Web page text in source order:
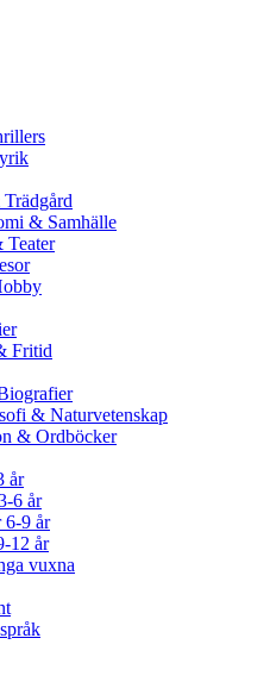
& Samhälle
Teater
Fritid
& Naturvetenskap
& Ordböcker
år
6 år
6-9 år
12 år
vuxna